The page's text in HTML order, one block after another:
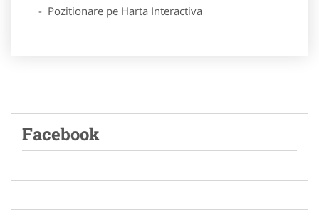
- Pozitionare pe Harta Interactiva
Facebook